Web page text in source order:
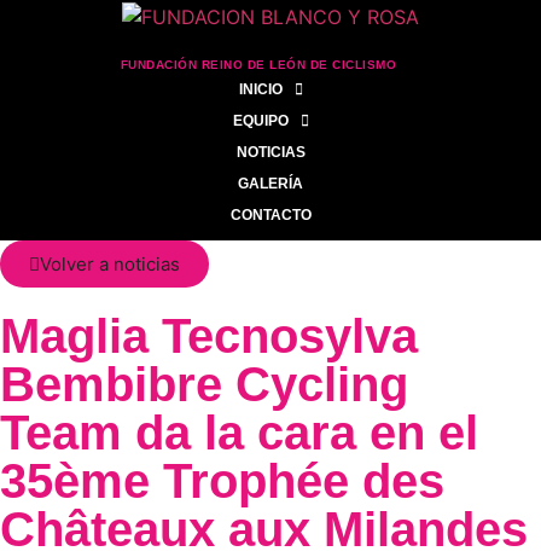
FUNDACIÓN REINO DE LEÓN DE CICLISMO
INICIO
EQUIPO
NOTICIAS
GALERÍA
CONTACTO
Volver a noticias
Maglia Tecnosylva
Bembibre Cycling
Team da la cara en el
35ème Trophée des
Châteaux aux Milandes